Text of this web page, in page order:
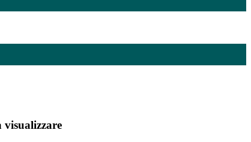
visualizzare